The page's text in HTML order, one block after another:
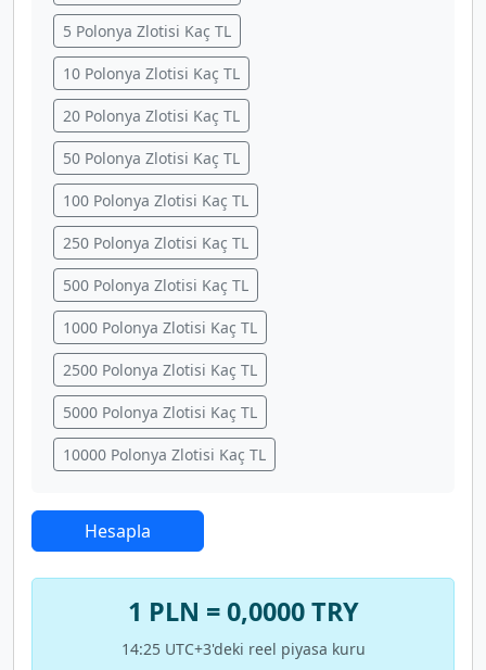
5 Polonya Zlotisi Kaç TL
10 Polonya Zlotisi Kaç TL
20 Polonya Zlotisi Kaç TL
50 Polonya Zlotisi Kaç TL
100 Polonya Zlotisi Kaç TL
250 Polonya Zlotisi Kaç TL
500 Polonya Zlotisi Kaç TL
1000 Polonya Zlotisi Kaç TL
2500 Polonya Zlotisi Kaç TL
5000 Polonya Zlotisi Kaç TL
10000 Polonya Zlotisi Kaç TL
Hesapla
1 PLN = 0,0000 TRY
14:25 UTC+3'deki reel piyasa kuru